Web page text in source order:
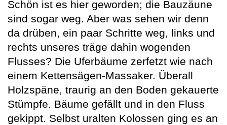
Schön ist es hier geworden; die Bauzäune
sind sogar weg. Aber was sehen wir denn
da drüben, ein paar Schritte weg, links und
rechts unseres träge dahin wogenden
Flusses? Die Uferbäume zerfetzt wie nach
einem Kettensägen-Massaker. Überall
Holzspäne, traurig an den Boden gekauerte
Stümpfe. Bäume gefällt und in den Fluss
gekippt. Selbst uralten Kolossen ging es an